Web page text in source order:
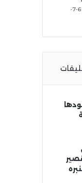
الأثنين 21 محرم 1448هـ 6-7-